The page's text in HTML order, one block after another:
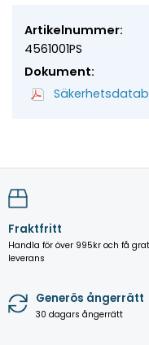
Artikelnummer:
4561001PS
Dokument:
Fraktfritt
Handla för över 995kr och få
leverans
Generös ångerrätt
30 dagars ångerrätt